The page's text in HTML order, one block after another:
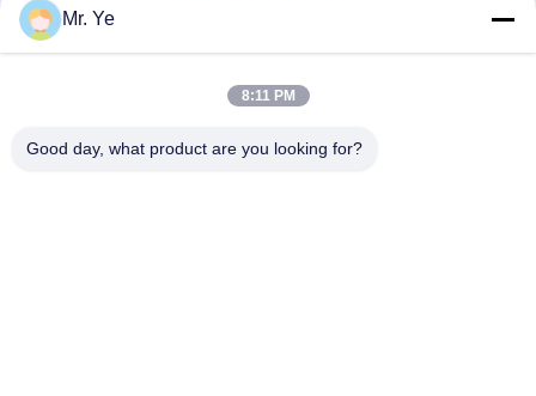
Mr. Ye
8:11 PM
Good day, what product are you looking for?